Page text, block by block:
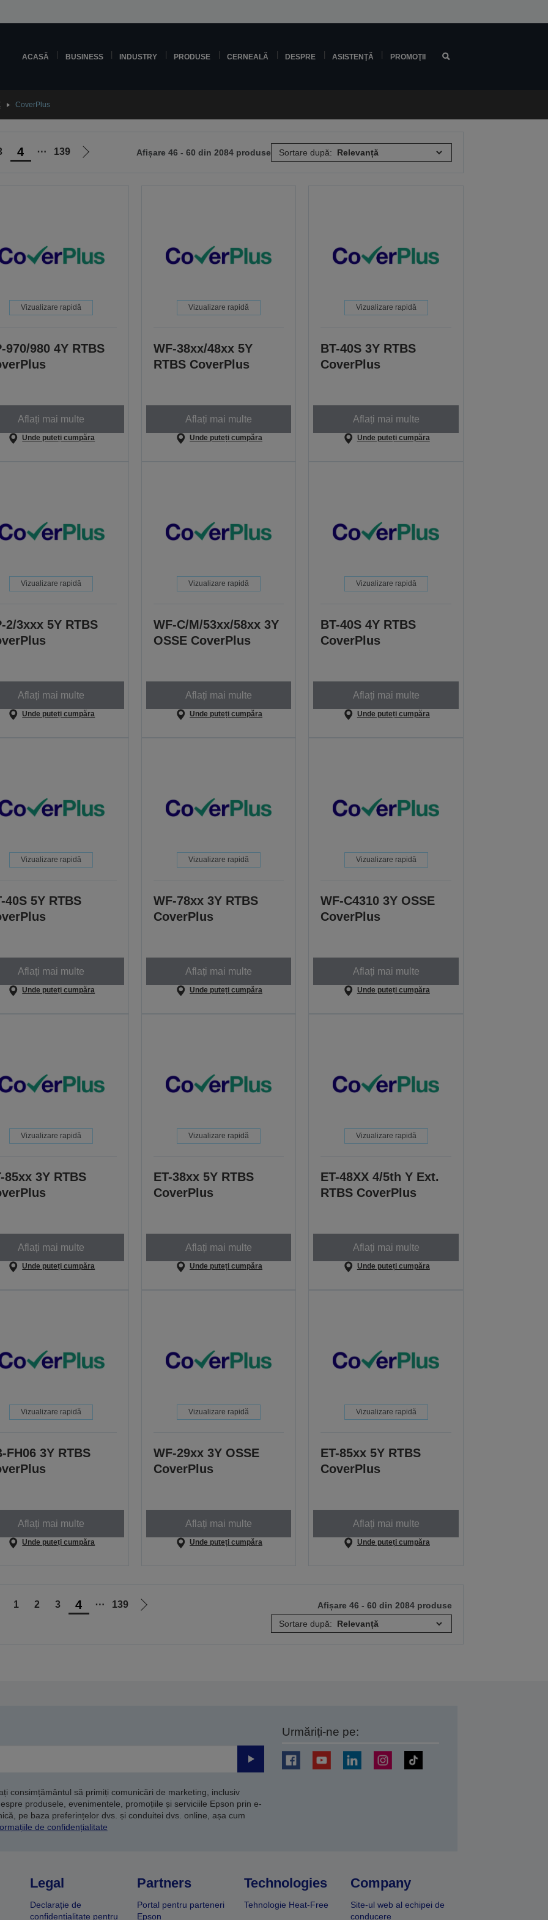
ACASĂ BUSINESS INDUSTRY PRODUSE CERNEALĂ DESPRE ASISTENŢĂ PROMOŢII
CoverPlus
4 ⋯ 139
Mergi
Afișare 46 - 60 din 2084 produse Sortare după:
Vizualizare rapidă
970/980 4Y RTBS
Aflați mai multe
Unde puteți cumpăra
Vizualizare rapidă
WF-38xx/48xx 5Y
RTBS CoverPlus
Aflați mai multe
Unde puteți cumpăra
Vizualizare rapidă
BT-40S 3Y RTBS
CoverPlus
Aflați mai multe
Unde puteți cumpăra
Vizualizare rapidă
2/3xxx 5Y RTBS
Aflați mai multe
Unde puteți cumpăra
Vizualizare rapidă
WF-C/M/53xx/58xx 3Y
OSSE CoverPlus
Aflați mai multe
Unde puteți cumpăra
Vizualizare rapidă
BT-40S 4Y RTBS
CoverPlus
Aflați mai multe
Unde puteți cumpăra
Vizualizare rapidă
40S 5Y RTBS
Aflați mai multe
Unde puteți cumpăra
Vizualizare rapidă
WF-78xx 3Y RTBS
CoverPlus
Aflați mai multe
Unde puteți cumpăra
Vizualizare rapidă
WF-C4310 3Y OSSE
CoverPlus
Aflați mai multe
Unde puteți cumpăra
Vizualizare rapidă
85xx 3Y RTBS
Aflați mai multe
Unde puteți cumpăra
Vizualizare rapidă
ET-38xx 5Y RTBS
CoverPlus
Aflați mai multe
Unde puteți cumpăra
Vizualizare rapidă
ET-48XX 4/5th Y Ext.
RTBS CoverPlus
Aflați mai multe
Unde puteți cumpăra
Vizualizare rapidă
FH06 3Y RTBS
Aflați mai multe
Unde puteți cumpăra
Vizualizare rapidă
WF-29xx 3Y OSSE
CoverPlus
Aflați mai multe
Unde puteți cumpăra
Vizualizare rapidă
ET-85xx 5Y RTBS
CoverPlus
Aflați mai multe
Unde puteți cumpăra
1 2 3 4 ⋯ 139
Mergi
Afișare 46 - 60 din 2084 produse
Sortare după:
Trimiteți
consimțământul să primiți comunicări de marketing, inclusiv
produsele, evenimentele, promoțiile și serviciile Epson prin e-
pe baza preferințelor dvs. și conduitei dvs. online, așa cum
de confidențialitate
Urmăriți-ne pe:
Legal
Declarație de
confidențialitate pentru
Partners
Portal pentru parteneri
Epson
Technologies
Tehnologie Heat-Free
Company
Site-ul web al echipei de
conducere